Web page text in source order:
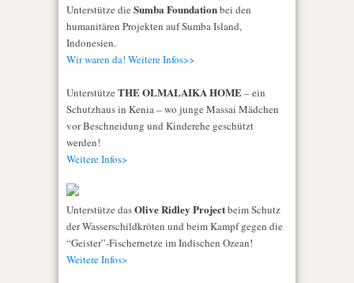
Unterstütze die Sumba Foundationbei den
humanitären Projekten auf Sumba Island,
Indonesien.
Wir waren da! Weitere Infos>>
Unterstütze THE OLMALAIKA HOME– ein
Schutzhaus in Kenia – wo junge Massai Mädchen
vor Beschneidung und Kinderehe geschützt
werden!
Weitere Infos>
Unterstütze dasOlive Ridley Projectbeim Schutz
der Wasserschildkröten und beim Kampf gegen die
“Geister”-Fischernetze im Indischen Ozean!
Weitere Infos>